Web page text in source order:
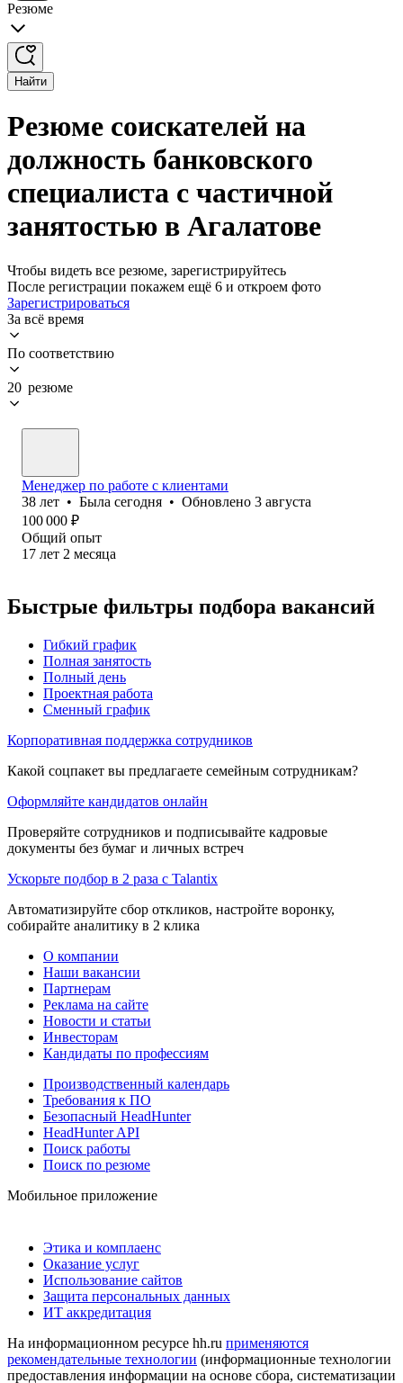
Резюме
Найти
Резюме соискателей на
должность банковского
специалиста с частичной
занятостью в Агалатове
Чтобы видеть все резюме, зарегистрируйтесь
После регистрации покажем ещё 6 и откроем фото
Зарегистрироваться
За всё время
По соответствию
20 резюме
Менеджер по работе с клиентами
38 лет • Была сегодня • Обновлено 3 августа
100 000 ₽
Общий опыт
17 лет 2 месяца
Быстрые фильтры подбора вакансий
Гибкий график
Полная занятость
Полный день
Проектная работа
Сменный график
Корпоративная поддержка сотрудников
Какой соцпакет вы предлагаете семейным сотрудникам?
Оформляйте кандидатов онлайн
Проверяйте сотрудников и подписывайте кадровые
документы без бумаг и личных встреч
Ускорьте подбор в 2 раза с Talantix
Автоматизируйте сбор откликов, настройте воронку,
собирайте аналитику в 2 клика
О компании
Наши вакансии
Партнерам
Реклама на сайте
Новости и статьи
Инвесторам
Кандидаты по профессиям
Производственный календарь
Требования к ПО
Безопасный HeadHunter
HeadHunter API
Поиск работы
Поиск по резюме
Мобильное приложение
Этика и комплаенс
Оказание услуг
Использование сайтов
Защита персональных данных
ИТ аккредитация
На информационном ресурсе hh.ru применяются
рекомендательные технологии (информационные технологии
предоставления информации на основе сбора, систематизации